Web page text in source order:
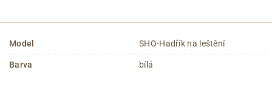
Model SHO-Hadřík na leštění
Barva bílá